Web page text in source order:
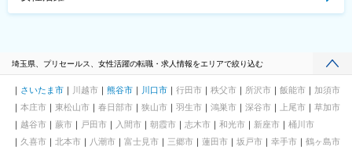
埼玉県、プリセールス、女性活躍の転職・求人情報をエリアで絞り込む
さいたま市 川越市 熊谷市 川口市 行田市 秩父市 所沢市 飯能市
加須市
本庄市
東松山市 春日部市 狭山市 羽生市 鴻巣市 深谷市 上尾市
草加市
越谷市
蕨市 戸田市 入間市 朝霞市 志木市 和光市 新座市
桶川市
久喜市
北本市 八潮市 富士見市 三郷市 蓮田市 坂戸市 幸手市
鶴ヶ島市